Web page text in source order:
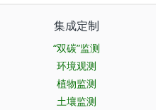
集成定制
“双碳”监测
环境观测
植物监测
土壤监测